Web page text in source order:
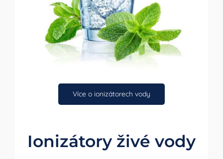
Více o ionizátorech vody
Ionizátory živé vody